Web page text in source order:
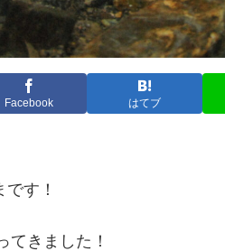
Facebook はてブ
す！
てきました！